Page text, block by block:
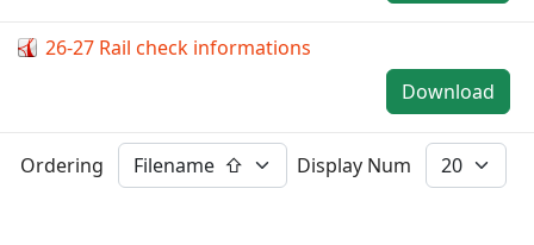
26-27 Rail check informations
Download
Ordering Display Num